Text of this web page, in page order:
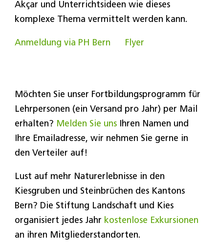
Akçar und Unterrichtsideen wie dieses
komplexe Thema vermittelt werden kann.
Anmeldung via PH Bern Flyer
Möchten Sie unser Fortbildungsprogramm für
Lehrpersonen (ein Versand pro Jahr) per Mail
erhalten? Melden Sie uns Ihren Namen und
Ihre Emailadresse, wir nehmen Sie gerne in
den Verteiler auf!
Lust auf mehr Naturerlebnisse in den
Kiesgruben und Steinbrüchen des Kantons
Bern? Die Stiftung Landschaft und Kies
organisiert jedes Jahr kostenlose Exkursionen
an ihren Mitgliederstandorten.